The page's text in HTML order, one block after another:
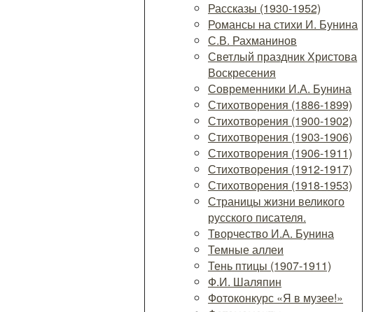
Рассказы (1930-1952)
Романсы на стихи И. Бунина
С.В. Рахманинов
Светлый праздник Христова
Воскресения
Современники И.А. Бунина
Стихотворения (1886-1899)
Стихотворения (1900-1902)
Стихотворения (1903-1906)
Стихотворения (1906-1911)
Стихотворения (1912-1917)
Стихотворения (1918-1953)
Страницы жизни великого
русского писателя.
Творчество И.А. Бунина
Темные аллеи
Тень птицы (1907-1911)
Ф.И. Шаляпин
Фотоконкурс «Я в музее!»